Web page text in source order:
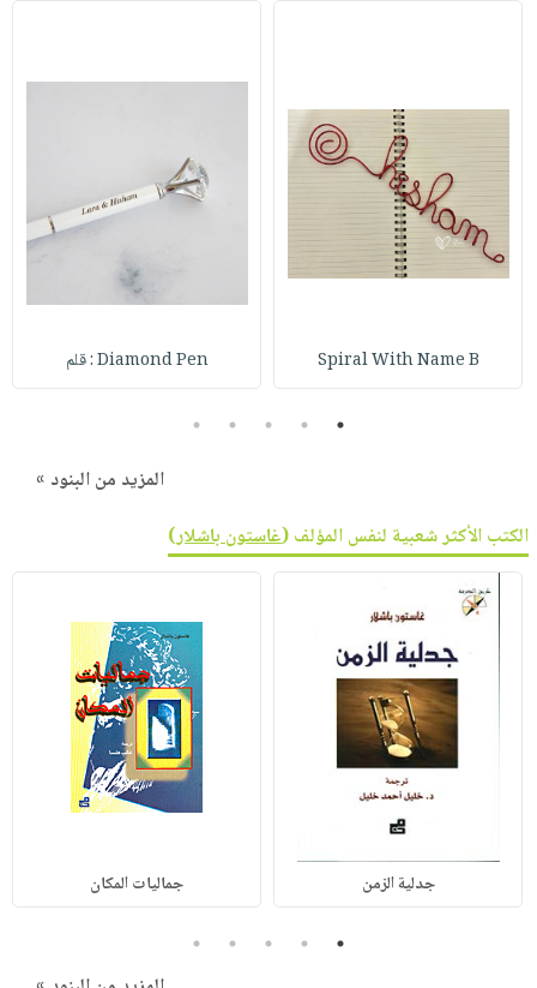
Spiral With Name B Diamond Pen : قلم
1
2
3
4
5
المزيد من البنود »
الكتب الأكثر شعبية لنفس المؤلف (غاستون باشلار)
جدلية الزمن جماليات المكان
1
2
3
4
5